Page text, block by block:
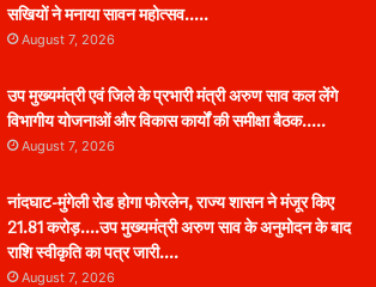
सखियों ने मनाया सावन महोत्सव…..
August 7, 2026
उप मुख्यमंत्री एवं जिले के प्रभारी मंत्री अरुण साव कल लेंगे
विभागीय योजनाओं और विकास कार्यों की समीक्षा बैठक…..
August 7, 2026
नांदघाट-मुंगेली रोड होगा फोरलेन, राज्य शासन ने मंजूर किए
21.81 करोड़….उप मुख्यमंत्री अरुण साव के अनुमोदन के बाद
राशि स्वीकृति का पत्र जारी….
August 7, 2026